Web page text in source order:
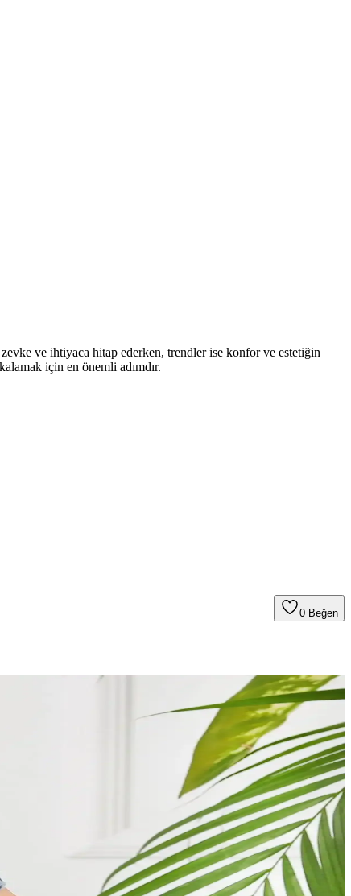
ve ihtiyaca hitap ederken, trendler ise konfor ve estetiğin
için en önemli adımdır.
0 Beğen
sunuyor.
estetiği bir arada sunar.